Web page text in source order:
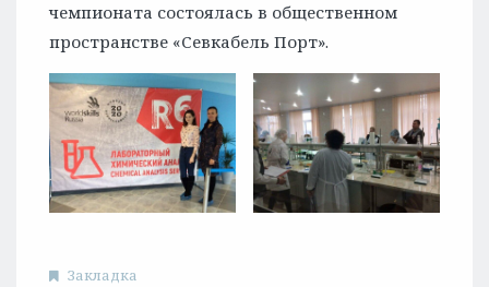
чемпионата состоялась в общественном
пространстве «Севкабель Порт».
Закладка